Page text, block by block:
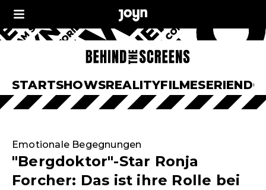
STARTSHOWSREALITYFILMESERIEN
Emotionale Begegnungen
"Bergdoktor"-Star Ronja
Forcher: Das ist ihre Rolle bei